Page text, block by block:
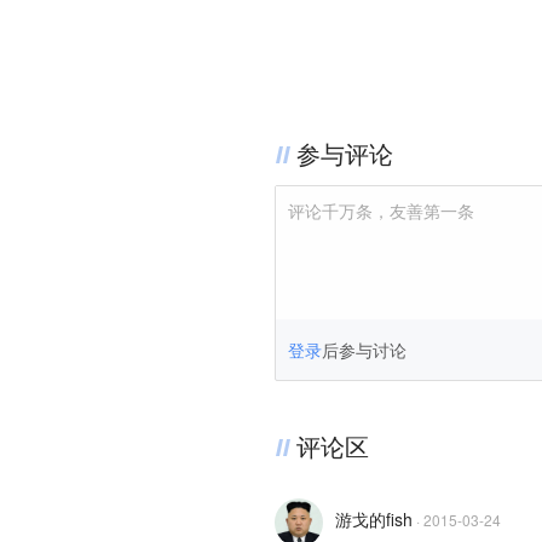
参与评论
评论千万条，友善第一条
登录后参与讨论
评论区
游戈的fish · 2015-03-24